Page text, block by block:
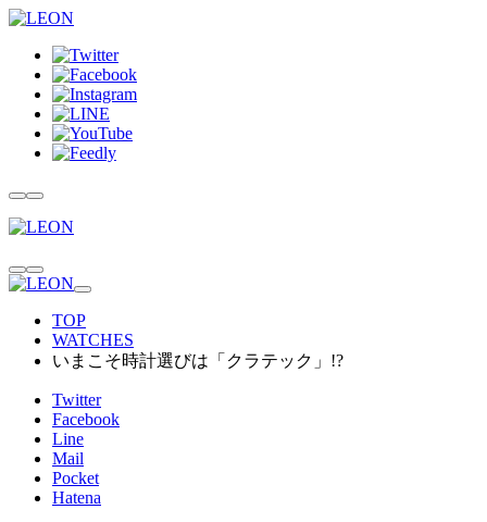
TOP
WATCHES
いまこそ時計選びは「クラテック」!?
Twitter
Facebook
Line
Mail
Pocket
Hatena